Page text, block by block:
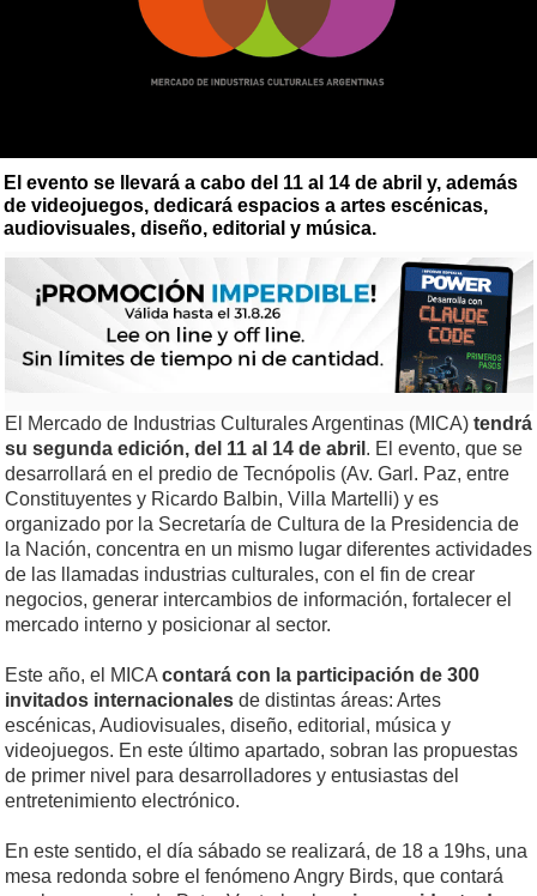
El evento se llevará a cabo del 11 al 14 de abril y, además
de videojuegos, dedicará espacios a artes escénicas,
audiovisuales, diseño, editorial y música.
El Mercado de Industrias Culturales Argentinas (MICA) tendrá
su segunda edición, del 11 al 14 de abril . El evento, que se
desarrollará en el predio de Tecnópolis (Av. Garl. Paz, entre
Constituyentes y Ricardo Balbin, Villa Martelli) y es
organizado por la Secretaría de Cultura de la Presidencia de
la Nación, concentra en un mismo lugar diferentes actividades
de las llamadas industrias culturales, con el fin de crear
negocios, generar intercambios de información, fortalecer el
mercado interno y posicionar al sector.
Este año, el MICA contará con la participación de 300
invitados internacionales de distintas áreas: Artes
escénicas, Audiovisuales, diseño, editorial, música y
videojuegos. En este último apartado, sobran las propuestas
de primer nivel para desarrolladores y entusiastas del
entretenimiento electrónico.
En este sentido, el día sábado se realizará, de 18 a 19hs, una
mesa redonda sobre el fenómeno Angry Birds, que contará